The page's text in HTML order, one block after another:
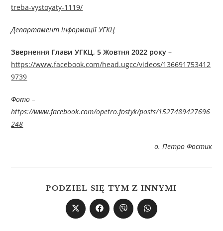
treba-vystoyaty-1119/
Департамент інформації УГКЦ
Звернення Глави УГКЦ, 5Жовтня 2022 року –
https://www.facebook.com/head.ugcc/videos/136691753412
9739
Фото –
https://www.facebook.com/opetro.fostyk/posts/1527489427696
248
о. Петро Фостик
PODZIEL SIĘ TYM Z INNYMI